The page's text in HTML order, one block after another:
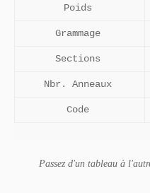
Poids
Grammage
Sections
Nbr. Anneaux
Code
Passez d'un tableau à